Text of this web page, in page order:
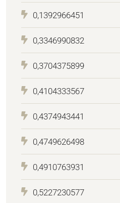
0,1392966451
0,3346990832
0,3704375899
0,4104333567
0,4374943441
0,4749626498
0,4910763931
0,5227230577